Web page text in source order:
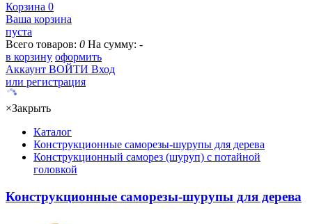
Корзина 0
Ваша корзина
пуста
Всего товаров: 0 На сумму: -
в корзину оформить
Аккаунт ВОЙТИ Вход
или регистрация
×Закрыть
Каталог
Конструкционные саморезы-шурупы для дерева
Конструкционный саморез (шуруп) с потайной
головкой
Конструкционные саморезы-шурупы для дерева